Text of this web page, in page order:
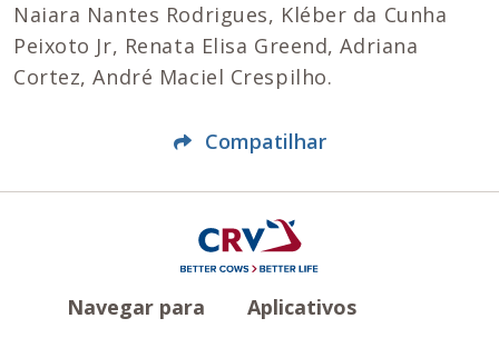
Naiara Nantes Rodrigues, Kléber da Cunha
Peixoto Jr, Renata Elisa Greend, Adriana
Cortez, André Maciel Crespilho.
Compatilhar
Navegar para Aplicativos